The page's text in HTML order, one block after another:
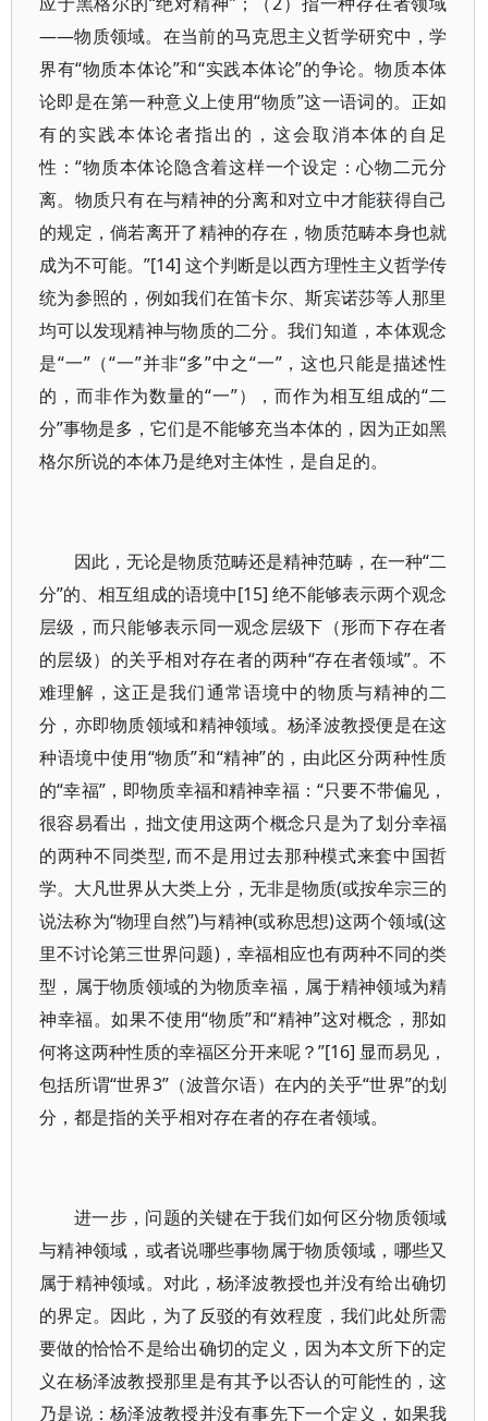
——物质领域。在当前的马克思主义哲学研究中，学
界有“物质本体论”和“实践本体论”的争论。物质本体
论即是在第一种意义上使用“物质”这一语词的。正如
有的实践本体论者指出的，这会取消本体的自足
性：“物质本体论隐含着这样一个设定：心物二元分
离。物质只有在与精神的分离和对立中才能获得自己
的规定，倘若离开了精神的存在，物质范畴本身也就
成为不可能。”[14] 这个判断是以西方理性主义哲学传
统为参照的，例如我们在笛卡尔、斯宾诺莎等人那里
均可以发现精神与物质的二分。我们知道，本体观念
是“一”（“一”并非“多”中之“一”，这也只能是描述性
的，而非作为数量的“一”），而作为相互组成的“二
分”事物是多，它们是不能够充当本体的，因为正如黑
格尔所说的本体乃是绝对主体性，是自足的。
因此，无论是物质范畴还是精神范畴，在一种“二
分”的、相互组成的语境中[15] 绝不能够表示两个观念
层级，而只能够表示同一观念层级下（形而下存在者
的层级）的关乎相对存在者的两种“存在者领域”。不
难理解，这正是我们通常语境中的物质与精神的二
分，亦即物质领域和精神领域。杨泽波教授便是在这
种语境中使用“物质”和“精神”的，由此区分两种性质
的“幸福”，即物质幸福和精神幸福：“只要不带偏见，
很容易看出，拙文使用这两个概念只是为了划分幸福
的两种不同类型, 而不是用过去那种模式来套中国哲
学。大凡世界从大类上分，无非是物质(或按牟宗三的
说法称为“物理自然”)与精神(或称思想)这两个领域(这
里不讨论第三世界问题)，幸福相应也有两种不同的类
型，属于物质领域的为物质幸福，属于精神领域为精
神幸福。如果不使用“物质”和“精神”这对概念，那如
何将这两种性质的幸福区分开来呢？”[16] 显而易见，
包括所谓“世界3”（波普尔语）在内的关乎“世界”的划
分，都是指的关乎相对存在者的存在者领域。
进一步，问题的关键在于我们如何区分物质领域
与精神领域，或者说哪些事物属于物质领域，哪些又
属于精神领域。对此，杨泽波教授也并没有给出确切
的界定。因此，为了反驳的有效程度，我们此处所需
要做的恰恰不是给出确切的定义，因为本文所下的定
义在杨泽波教授那里是有其予以否认的可能性的，这
乃是说：杨泽波教授并没有事先下一个定义，如果我